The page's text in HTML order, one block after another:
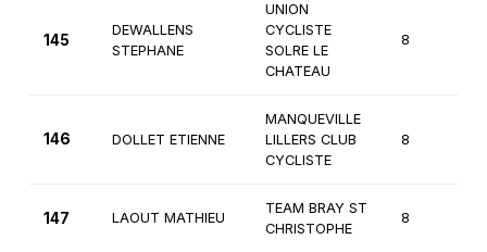
145
DEWALLENS
STEPHANE
UNION
CYCLISTE
SOLRE LE
CHATEAU
8
146 DOLLET ETIENNE
MANQUEVILLE
LILLERS CLUB
CYCLISTE
8
147 LAOUT MATHIEU
TEAM BRAY ST
CHRISTOPHE
8